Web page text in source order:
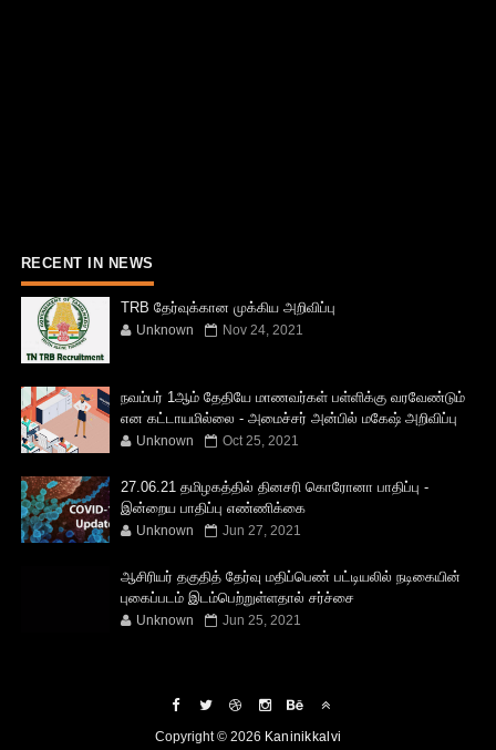
RECENT IN NEWS
TRB தேர்வுக்கான முக்கிய அறிவிப்பு
Unknown Nov 24, 2021
நவம்பர் 1ஆம் தேதியே மாணவர்கள் பள்ளிக்கு வரவேண்டும்
என கட்டாயமில்லை - அமைச்சர் அன்பில் மகேஷ் அறிவிப்பு
Unknown Oct 25, 2021
27.06.21 தமிழகத்தில் தினசரி கொரோனா பாதிப்பு -
இன்றைய பாதிப்பு எண்ணிக்கை
Unknown Jun 27, 2021
ஆசிரியர் தகுதித் தேர்வு மதிப்பெண் பட்டியலில் நடிகையின்
புகைப்படம் இடம்பெற்றுள்ளதால் சர்ச்சை
Unknown Jun 25, 2021
Copyright © 2026 Kaninikkalvi